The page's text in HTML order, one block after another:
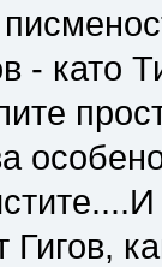
- като
Гигов,